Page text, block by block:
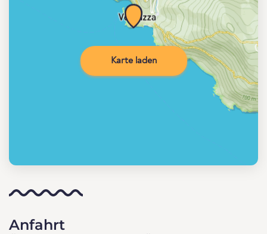
Karte laden
Anfahrt